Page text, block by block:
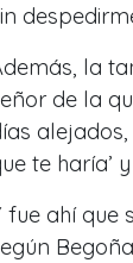
la
de la
te haría’
fue ahí que